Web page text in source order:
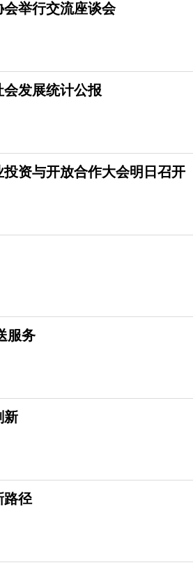
举行交流座谈会
会发展统计公报
资与开放合作大会明日召开
服务
新
路径